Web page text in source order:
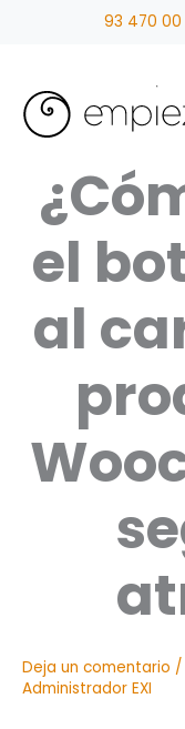
93 470 00
el
al
Deja un comentario /
Administrador EXI